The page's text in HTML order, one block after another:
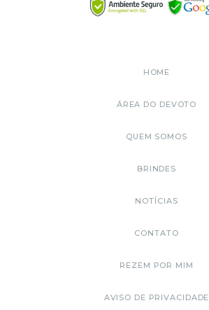
HOME
ÁREA DO DEVOTO
QUEM SOMOS
BRINDES
NOTÍCIAS
CONTATO
REZEM POR MIM
AVISO DE PRIVACIDADE